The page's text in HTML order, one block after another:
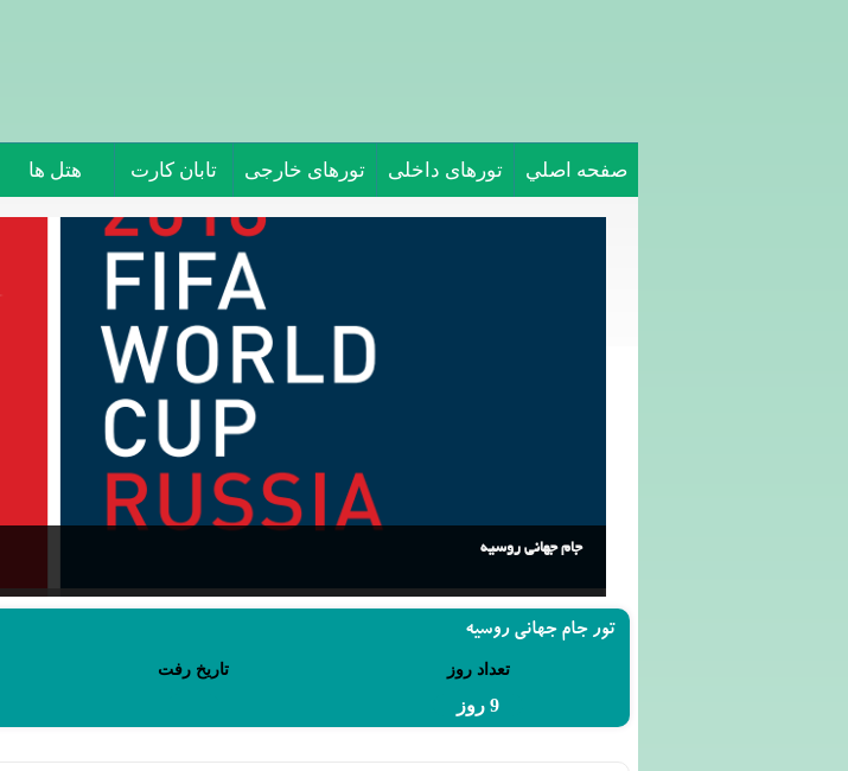
صفحه اصلي تورهای داخلی تورهای خارجی تابان کارت هتل ها
جام جهانی روسیه
تور جام جهانی روسیه
تعداد روز تاریخ رفت
9 روز